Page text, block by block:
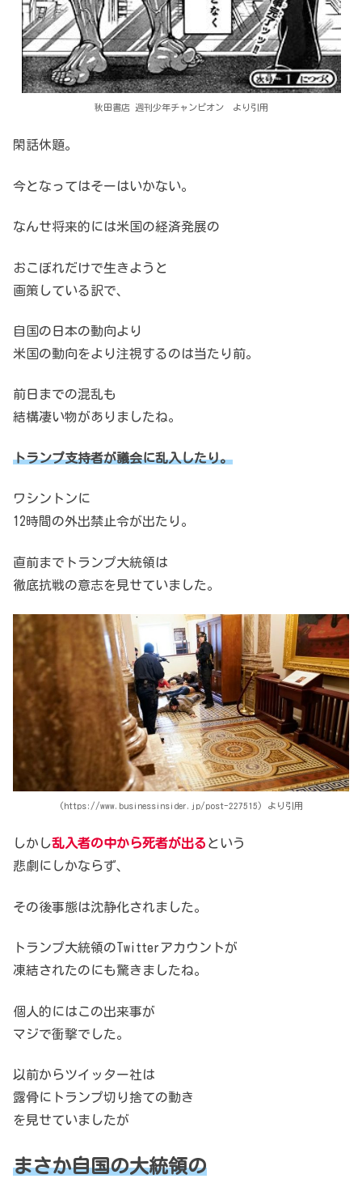
秋田書店 週刊少年チャンピオン より引用
閑話休題。
今となってはそーはいかない。
なんせ将来的には米国の経済発展の
おこぼれだけで生きようと
画策している訳で、
自国の日本の動向より
米国の動向をより注視するのは当たり前。
前日までの混乱も
結構凄い物がありましたね。
トランプ支持者が議会に乱入したり。
ワシントンに
12時間の外出禁止令が出たり。
直前までトランプ大統領は
徹底抗戦の意志を見せていました。
(https://www.businessinsider.jp/post-227515) より引用
しかし乱入者の中から死者が出る という
悲劇にしかならず、
その後事態は沈静化されました。
トランプ大統領のTwitterアカウントが
凍結されたのにも驚きましたね。
個人的にはこの出来事が
マジで衝撃でした。
以前からツイッター社は
露骨にトランプ切り捨ての動き
を見せていましたが
まさか自国の大統領の